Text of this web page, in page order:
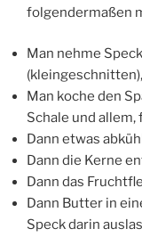
folgendermaßen
Man nehme
Man koche den
Schale und allem,
Dann etwas
Dann die Kerne
Dann das
Dann Butter in
Speck darin